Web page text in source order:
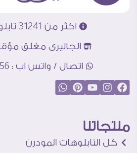
اكثر من 31241 تابلوه مودرن
الجاليرى مغلق
اتصال / واتس اب : 01158589856
منتجاتنا
كل التابلوهات المودرن